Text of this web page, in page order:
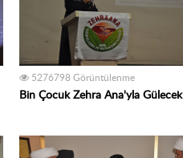
5276798 Görüntülenme
Bin Çocuk Zehra Ana'yla Gülecek